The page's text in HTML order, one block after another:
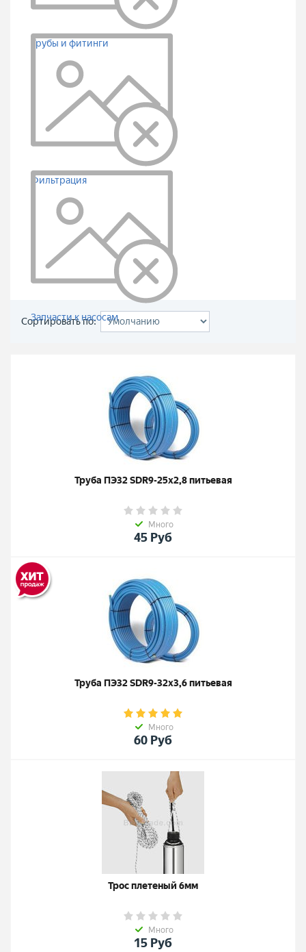
Трубы и фитинги
Фильтрация
Запчасти к насосам
Сортировать по:
Труба ПЭ32 SDR9-25х2,8 питьевая
Много
45 Руб
Труба ПЭ32 SDR9-32х3,6 питьевая
Много
60 Руб
Трос плетеный 6мм
Много
15 Руб